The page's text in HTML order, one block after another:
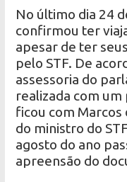
No último dia 24
confirmou ter
apesar de ter
pelo STF. De
assessoria do
realizada com
ficou com Marcos
do ministro do
agosto do ano
apreensão do